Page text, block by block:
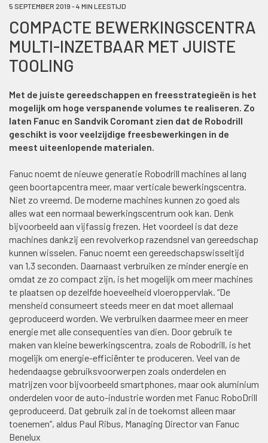
5 SEPTEMBER 2019 - 4 MIN LEESTIJD
COMPACTE BEWERKINGSCENTRA
MULTI-INZETBAAR MET JUISTE
TOOLING
Met de juiste gereedschappen en freesstrategieën is het
mogelijk om hoge verspanende volumes te realiseren. Zo
laten Fanuc en Sandvik Coromant zien dat de Robodrill
geschikt is voor veelzijdige freesbewerkingen in de
meest uiteenlopende materialen.
Fanuc noemt de nieuwe generatie Robodrill machines al lang
geen boortapcentra meer, maar verticale bewerkingscentra.
Niet zo vreemd. De moderne machines kunnen zo goed als
alles wat een normaal bewerkingscentrum ook kan. Denk
bijvoorbeeld aan vijfassig frezen. Het voordeel is dat deze
machines dankzij een revolverkop razendsnel van gereedschap
kunnen wisselen. Fanuc noemt een gereedschapswisseltijd
van 1,3 seconden. Daarnaast verbruiken ze minder energie en
omdat ze zo compact zijn, is het mogelijk om meer machines
te plaatsen op dezelfde hoeveelheid vloeroppervlak. “De
mensheid consumeert steeds meer en dat moet allemaal
geproduceerd worden. We verbruiken daarmee meer en meer
energie met alle consequenties van dien. Door gebruik te
maken van kleine bewerkingscentra, zoals de Robodrill, is het
mogelijk om energie-efficiënter te produceren. Veel van de
hedendaagse gebruiksvoorwerpen zoals onderdelen en
matrijzen voor bijvoorbeeld smartphones, maar ook aluminium
onderdelen voor de auto-industrie worden met Fanuc RoboDrill
geproduceerd. Dat gebruik zal in de toekomst alleen maar
toenemen”, aldus Paul Ribus, Managing Director van Fanuc
Benelux